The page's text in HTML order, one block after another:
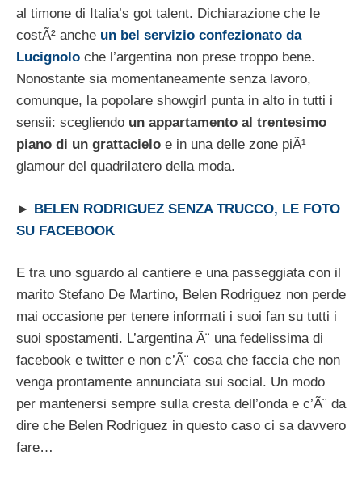
al timone di Italia’s got talent. Dichiarazione che le
costÃ² anche un bel servizio confezionato da
Lucignolo che l’argentina non prese troppo bene.
Nonostante sia momentaneamente senza lavoro,
comunque, la popolare showgirl punta in alto in tutti i
sensii: scegliendo un appartamento al trentesimo
piano di un grattacielo e in una delle zone piÃ¹
glamour del quadrilatero della moda.
► BELEN RODRIGUEZ SENZA TRUCCO, LE FOTO
SU FACEBOOK
E tra uno sguardo al cantiere e una passeggiata con il
marito Stefano De Martino, Belen Rodriguez non perde
mai occasione per tenere informati i suoi fan su tutti i
suoi spostamenti. L’argentina Ã¨ una fedelissima di
facebook e twitter e non c’Ã¨ cosa che faccia che non
venga prontamente annunciata sui social. Un modo
per mantenersi sempre sulla cresta dell’onda e c’Ã¨ da
dire che Belen Rodriguez in questo caso ci sa davvero
fare…